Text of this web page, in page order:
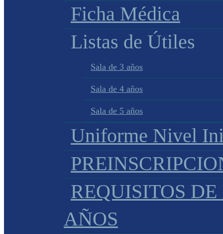
Ficha Médica
Listas de Útiles
Sala de 3 años
Sala de 4 años
Sala de 5 años
Uniforme Nivel
REQUISITOS
AÑOS